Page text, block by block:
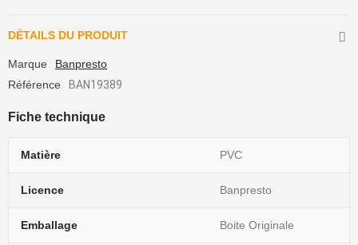
DÉTAILS DU PRODUIT
Marque
Banpresto
Référence
BAN19389
Fiche technique
Matière PVC
Licence Banpresto
Emballage Boite Originale